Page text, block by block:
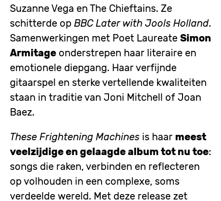
Suzanne Vega en The Chieftains. Ze
schitterde op BBC Later with Jools Holland.
Samenwerkingen met Poet Laureate Simon
Armitage onderstrepen haar literaire en
emotionele diepgang. Haar verfijnde
gitaarspel en sterke vertellende kwaliteiten
staan in traditie van Joni Mitchell of Joan
Baez.
These Frightening Machines is haar meest
veelzijdige en gelaagde album tot nu toe:
songs die raken, verbinden en reflecteren
op volhouden in een complexe, soms
verdeelde wereld. Met deze release zet